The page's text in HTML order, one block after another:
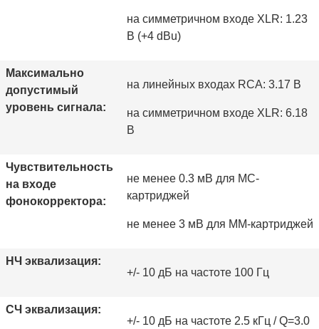
на симметричном входе XLR: 1.23
В (+4 dBu)
Максимально
допустимый
уровень сигнала:
на линейных входах RCA: 3.17 В
на симметричном входе XLR: 6.18
В
Чувствительность
на входе
фонокорректора:
не менее 0.3 мВ для МС-
картриджей
не менее 3 мВ для ММ-картриджей
НЧ эквализация:
+/- 10 дБ на частоте 100 Гц
СЧ эквализация:
+/- 10 дБ на частоте 2.5 кГц / Q=3.0